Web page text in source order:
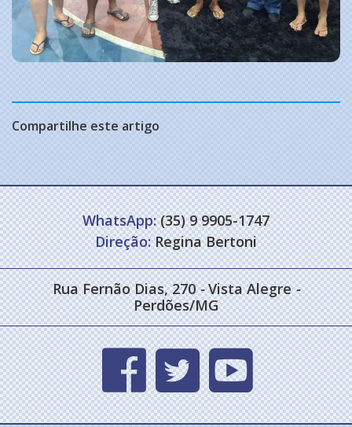
Compartilhe este artigo
WhatsApp:(35) 9 9905-1747
Direção:Regina Bertoni
Rua Fernão Dias, 270- Vista Alegre-
Perdões/MG